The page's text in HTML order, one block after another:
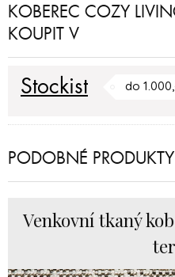
KOBEREC COZY
KOUPIT V
Stockist do
PODOBNÉ PRODUKTY
Venkovní tkaný